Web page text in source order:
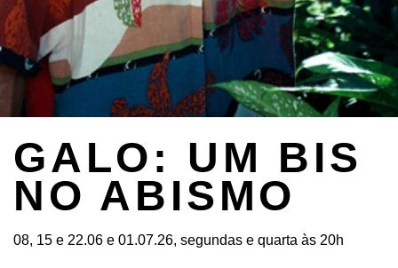
GALO: UM BIS
NO ABISMO
08, 15 e 22.06 e 01.07.26, segundas e quarta às 20h